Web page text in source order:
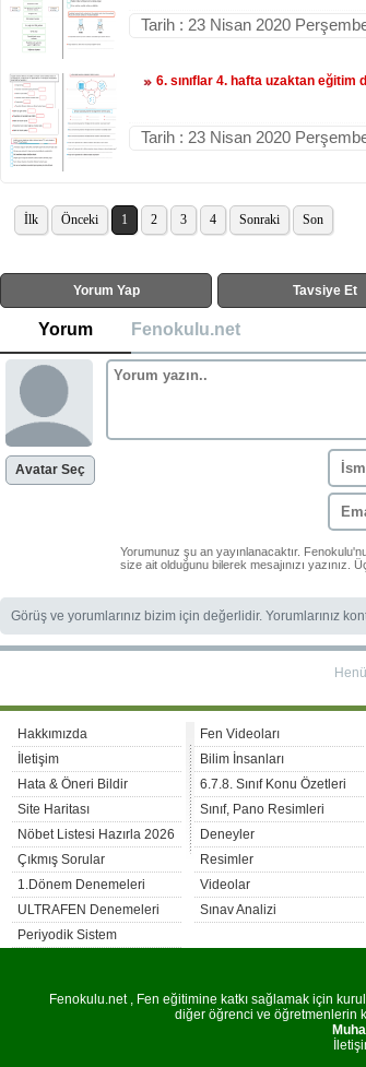
Tarih : 23 Nisan 2020
6. sınıflar 4. hafta uzaktan eğitim
Tarih : 23 Nisan 2020
İlk Önceki 1 2 3 4 Sonraki Son
Yorum Yap Tavsiye Et
Yorum Fenokulu.net
Avatar Seç
Yorumunuz şu an yayınlanacaktır.
size ait olduğunu bilerek mesajınızı yazınız.
Görüş ve yorumlarınız bizim için değerlidir. Yorumlarınız
Hakkımızda
İletişim
Hata & Öneri Bildir
Site Haritası
Nöbet Listesi Hazırla 2026
Çıkmış Sorular
1.Dönem Denemeleri
ULTRAFEN Denemeleri
Periyodik Sistem
Fen Videoları
Bilim İnsanları
6.7.8. Sınıf Konu Özetleri
Sınıf, Pano Resimleri
Deneyler
Resimler
Videolar
Sınav Analizi
Fenokulu.net , Fen eğitimine katkı sağlamak için
diğer öğrenci ve öğretmenlerin